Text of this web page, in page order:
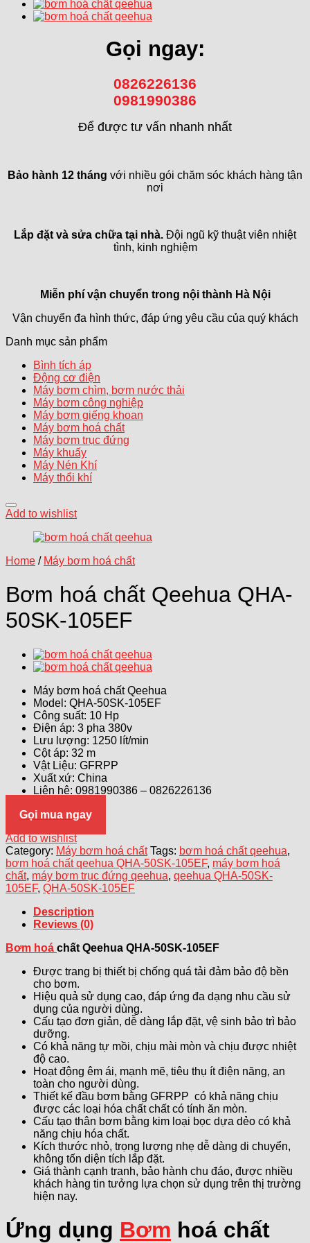
Gọi ngay:
0826226136
0981990386
Để được tư vấn nhanh nhất
Bảo hành 12 tháng với nhiều gói chăm sóc khách hàng tận
nơi
Lắp đặt và sửa chữa tại nhà. Đội ngũ kỹ thuật viên nhiệt
tình, kinh nghiệm
Miễn phí vận chuyển trong nội thành Hà Nội
Vận chuyển đa hình thức, đáp ứng yêu cầu của quý khách
Danh mục sản phẩm
Bình tích áp
Động cơ điện
Máy bơm chìm, bơm nước thải
Máy bơm công nghiệp
Máy bơm giếng khoan
Máy bơm hoá chất
Máy bơm trục đứng
Máy khuấy
Máy Nén Khí
Máy thổi khí
Add to wishlist
Home / Máy bơm hoá chất
Bơm hoá chất Qeehua QHA-
50SK-105EF
Máy bơm hoá chất Qeehua
Model: QHA-50SK-105EF
Công suất: 10 Hp
Điện áp: 3 pha 380v
Lưu lượng: 1250 lít/min
Cột áp: 32 m
Vật Liệu: GFRPP
Xuất xứ: China
Liên hệ: 0981990386 – 0826226136
Gọi mua ngay
Add to wishlist
Category: Máy bơm hoá chất Tags: bơm hoá chất qeehua,
bơm hoá chất qeehua QHA-50SK-105EF, máy bơm hoá
chất, máy bơm trục đứng qeehua, qeehua QHA-50SK-
105EF, QHA-50SK-105EF
Description
Reviews (0)
Bơm hoá chất Qeehua QHA-50SK-105EF
Được trang bị thiết bị chống quá tải đảm bảo độ bền
cho bơm.
Hiệu quả sử dụng cao, đáp ứng đa dạng nhu cầu sử
dụng của người dùng.
Cấu tạo đơn giản, dễ dàng lắp đặt, vệ sinh bảo trì bảo
dưỡng.
Có khả năng tự mồi, chịu mài mòn và chịu được nhiệt
độ cao.
Hoạt động êm ái, mạnh mẽ, tiêu thụ ít điện năng, an
toàn cho người dùng.
Thiết kế đầu bơm bằng GFRPP có khả năng chịu
được các loại hóa chất chất có tính ăn mòn.
Cấu tạo thân bơm bằng kim loại bọc dựa dẻo có khả
năng chịu hóa chất.
Kích thước nhỏ, trọng lượng nhẹ dễ dàng di chuyển,
không tốn diện tích lắp đặt.
Giá thành cạnh tranh, bảo hành chu đáo, được nhiều
khách hàng tin tưởng lựa chọn sử dụng trên thị trường
hiện nay.
Ứng dụng Bơm hoá chất